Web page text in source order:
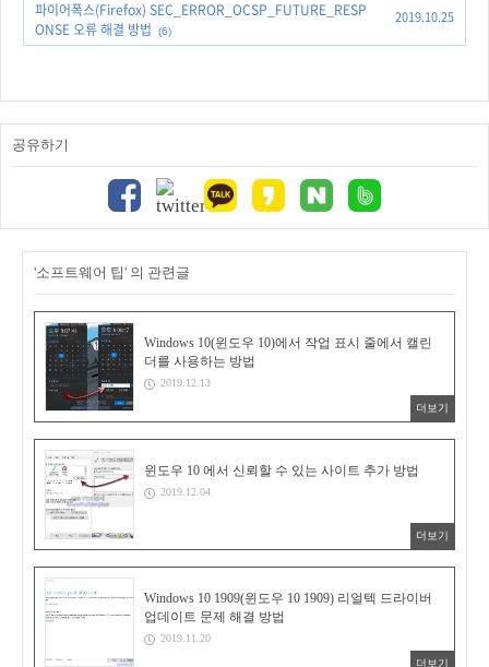
파이어폭스(Firefox) SEC_ERROR_OCSP_FUTURE_RESP
ONSE 오류 해결 방법
(6)
2019.10.25
공유하기
'소프트웨어 팁' 의 관련글
Windows 10(윈도우 10)에서 작업 표시 줄에서 캘린
더를 사용하는 방법
2019.12.13
더보기
윈도우 10 에서 신뢰할 수 있는 사이트 추가 방법
2019.12.04
더보기
Windows 10 1909(윈도우 10 1909) 리얼텍 드라이버
업데이트 문제 해결 방법
2019.11.20
더보기